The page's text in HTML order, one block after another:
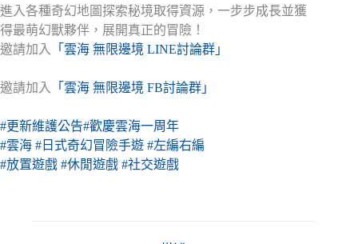
進入各種奇幻地圖探索秘境取得資源，一步步成長並獲
得最萌幻獸夥伴，展開真正的冒險！
邀請加入
「雲海 無限邊境 LINE討論群」
邀請加入 「雲海 無限邊境 FB討論群」
#更新維護公告#歡慶雲海一周年
#雲海 #日式奇幻冒險手遊 #左編右編
#放置遊戲 #休閒遊戲 #社交遊戲